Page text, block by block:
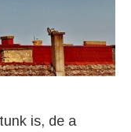
is, de a